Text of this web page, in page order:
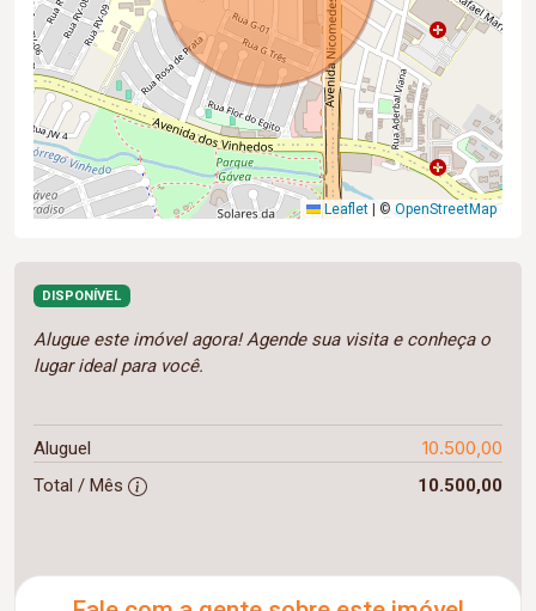
Leaflet © OpenStreetMap
DISPONÍVEL
Alugue este imóvel agora! Agende sua visita e conheça o
lugar ideal para você.
Aluguel 10.500,00
Total / Mês 10.500,00